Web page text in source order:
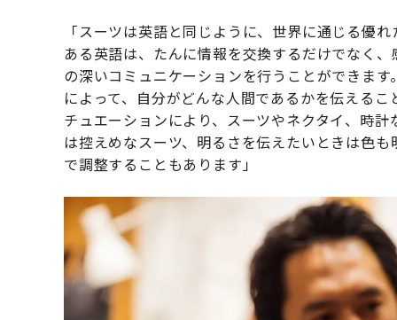
「スーツは英語と同じように、世界に通じる優
ある英語は、たんに情報を交換するだけでなく
の深いコミュニケーションを行うことができま
によって、自分がどんな人間であるかを伝える
チュエーションにより、スーツやネクタイ、時
は控えめなスーツ、明るさを伝えたいときは色
で調整することもあります」